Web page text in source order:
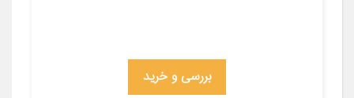
بررسی و خرید